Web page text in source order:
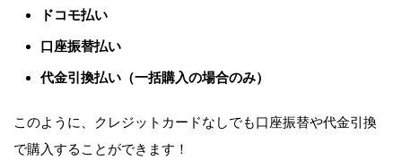
ドコモ払い
口座振替払い
代金引換払い（一括購入の場合のみ）
このように、クレジットカードなしでも口座振替や代金引換
で購入することができます！